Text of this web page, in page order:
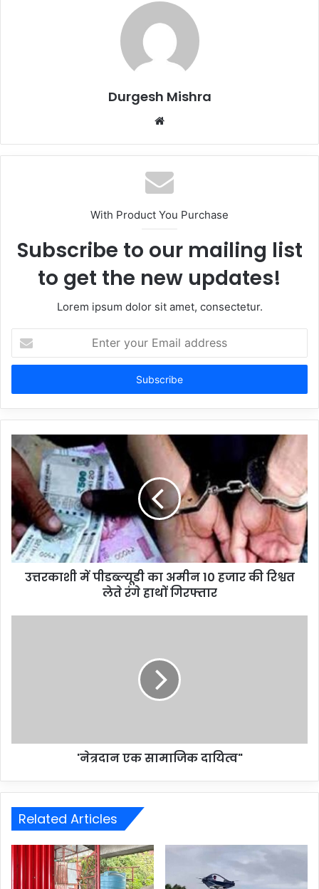
Durgesh Mishra
Website
With Product You Purchase
Subscribe to our mailing list
to get the new updates!
Lorem ipsum dolor sit amet, consectetur.
Enter
your
Email
उत्तरकाशी में पीडब्ल्यूडी का अमीन 10 हजार की रिश्वत
लेते रंगे हाथों गिरफ्तार
'नेत्रदान एक सामाजिक दायित्व"
Related Articles